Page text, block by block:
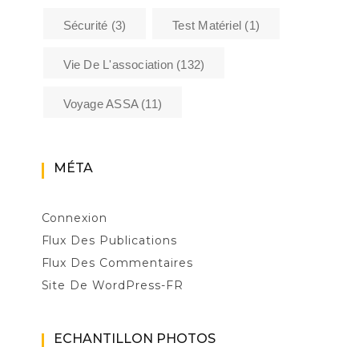
Sécurité (3) Test Matériel (1)
Vie De L'association (132)
Voyage ASSA(11)
MÉTA
Connexion
Flux Des Publications
Flux Des Commentaires
Site De WordPress-FR
ECHANTILLON PHOTOS